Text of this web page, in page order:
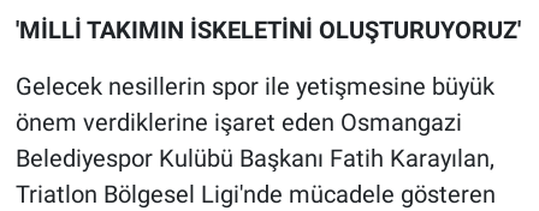
'MİLLİ TAKIMIN İSKELETİNİ OLUŞTURUYORUZ'
Gelecek nesillerin spor ile yetişmesine büyük
önem verdiklerine işaret eden Osmangazi
Belediyespor Kulübü Başkanı Fatih Karayılan,
Triatlon Bölgesel Ligi'nde mücadele gösteren